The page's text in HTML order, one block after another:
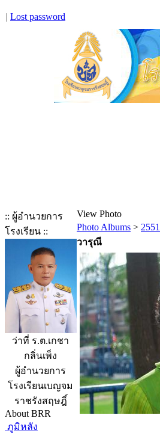
| Lost password
:: ผู้อำนวยการ
โรงเรียน ::
ว่าที่ ร.ต.เกชา
กลิ่นเพ็ง
ผู้อำนวยการ
โรงเรียนเบญจม
ราชรังสฤษฎิ์
About BRR
ภูมิหลัง
View Photo
Photo Albums >
วารุณี